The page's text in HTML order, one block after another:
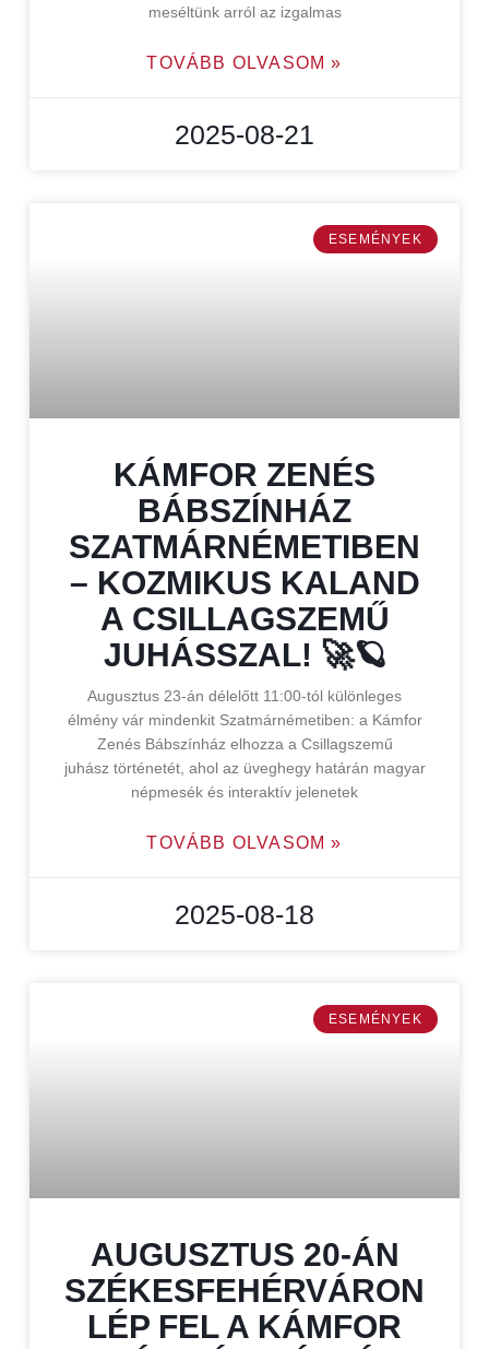
meséltünk arról az izgalmas
TOVÁBB OLVASOM »
2025-08-21
ESEMÉNYEK
KÁMFOR ZENÉS
BÁBSZÍNHÁZ
SZATMÁRNÉMETIBEN
– KOZMIKUS KALAND
A CSILLAGSZEMŰ
JUHÁSSZAL! 🚀🪐
Augusztus 23-án délelőtt 11:00-tól különleges
élmény vár mindenkit Szatmárnémetiben: a Kámfor
Zenés Bábszínház elhozza a Csillagszemű
juhász történetét, ahol az üveghegy határán magyar
népmesék és interaktív jelenetek
TOVÁBB OLVASOM »
2025-08-18
ESEMÉNYEK
AUGUSZTUS 20-ÁN
SZÉKESFEHÉRVÁRON
LÉP FEL A KÁMFOR